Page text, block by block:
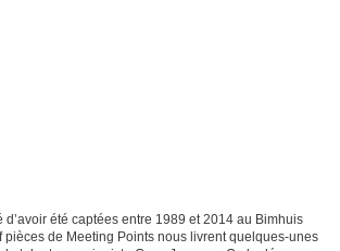
été captées entre 1989 et 2014 au Bimhuis
pièces de Meeting Points nous livrent quelques-unes